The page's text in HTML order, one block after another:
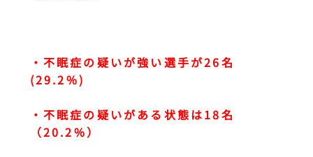
・不眠症の疑いが強い選手が26名
(29.2%)
・不眠症の疑いがある状態は18名
（20.2%）